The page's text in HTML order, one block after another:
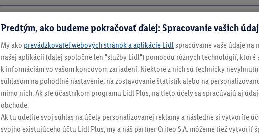
Predtým, ako budeme pokračovať ďalej: Spracovanie vašich
My ako prevádzkovateľ webových stránok a aplikácie Lidl spracúvame vaše údaje na
našej aplikácii (ďalej spoločne len "služby Lidl") pomocou rôznych technológií, ktoré
k informáciám vo vašom koncovom zariadení. Niektoré z nich sú technicky
súhlasom na pohodlné nastavenie, na zostavovanie štatistík alebo na
mimo nich. Ak ste účastníkom programu Lidl Plus, na tieto účely sa spracúvajú aj
obchode.
Ak tu udelíte svoj súhlas na účely personalizovanej reklamy a následne si vytvoríte
svojho existujúceho účtu Lidl Plus, my a náš partner Criteo S.A. môžeme tiež